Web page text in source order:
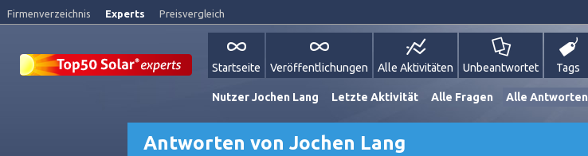
Firmenverzeichnis Experts Preisvergleich
Startseite Veröffentlichungen Alle Aktivitäten Unbeantwortet Tags
Nutzer Jochen Lang Letzte Aktivität Alle Fragen Alle Antworten
Antworten von Jochen Lang